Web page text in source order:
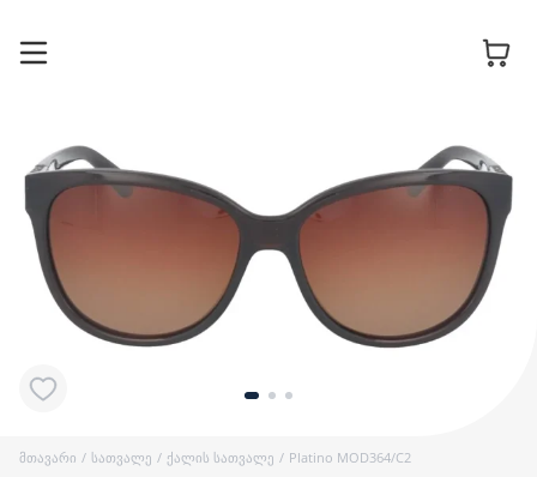
მთავარი / სათვალე / ქალის სათვალე / Platino MOD364/C2
სათვალის
ჩარჩოები
მზის
სათვალეები
კონტაქტური